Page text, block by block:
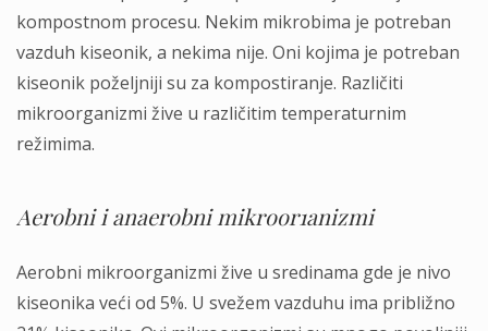
kompostnom procesu. Nekim mikrobima je potreban
vazduh kiseonik, a nekima nije. Oni kojima je potreban
kiseonik poželjniji su za kompostiranje. Različiti
mikroorganizmi žive u različitim temperaturnim
režimima.
Aerobni i anaerobni mikroor1anizmi
Aerobni mikroorganizmi žive u sredinama gde je nivo
kiseonika veći od 5%. U svežem vazduhu ima približno